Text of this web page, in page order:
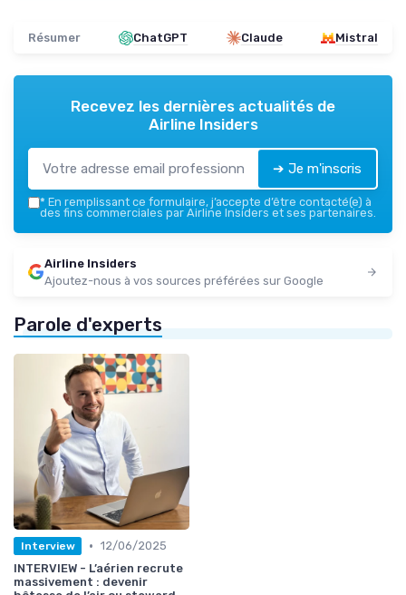
Résumer ChatGPT Claude Mistral
Recevez les dernières actualités de
Airline Insiders
➔ Je m'inscris
* En remplissant ce formulaire, j’accepte d’être contacté(e) à
des fins commerciales par Airline Insiders et ses partenaires.
Airline Insiders
Ajoutez-nous à vos sources préférées sur Google
Parole d'experts
Interview • 12/06/2025
INTERVIEW - L’aérien recrute
massivement : devenir